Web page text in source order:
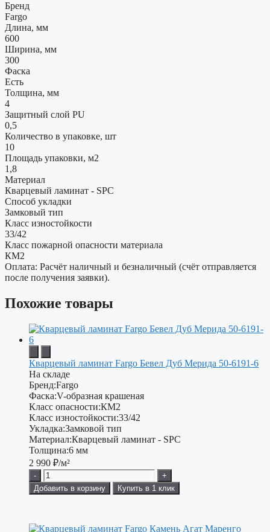
Бренд
Fargo
Длина, мм
600
Ширина, мм
300
Фаска
Есть
Толщина, мм
4
Защитный слой PU
0,5
Количество в упаковке, шт
10
Площадь упаковки, м2
1,8
Материал
Кварцевый ламинат - SPC
Способ укладки
Замковый тип
Класс изностойкости
33/42
Класс пожарной опасности материала
КМ2
Оплата: Расчёт наличный и безналичный (счёт отправляется
после получения заявки).
Похожие товары
Кварцевый ламинат Fargo Бевел Дуб Мерида 50-6191-6
На складе
Бренд:Fargo
Фаска:V-образная крашеная
Класс опасности:КМ2
Класс изностойкости:33/42
Укладка:Замковой тип
Материал:Кварцевый ламинат - SPC
Толщина:6 мм
2 990 ₽/м²
-
+
Добавить в корзину
Купить в 1 клик